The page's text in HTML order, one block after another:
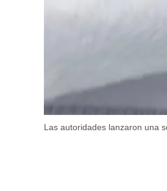
Las autoridades lanzaron una